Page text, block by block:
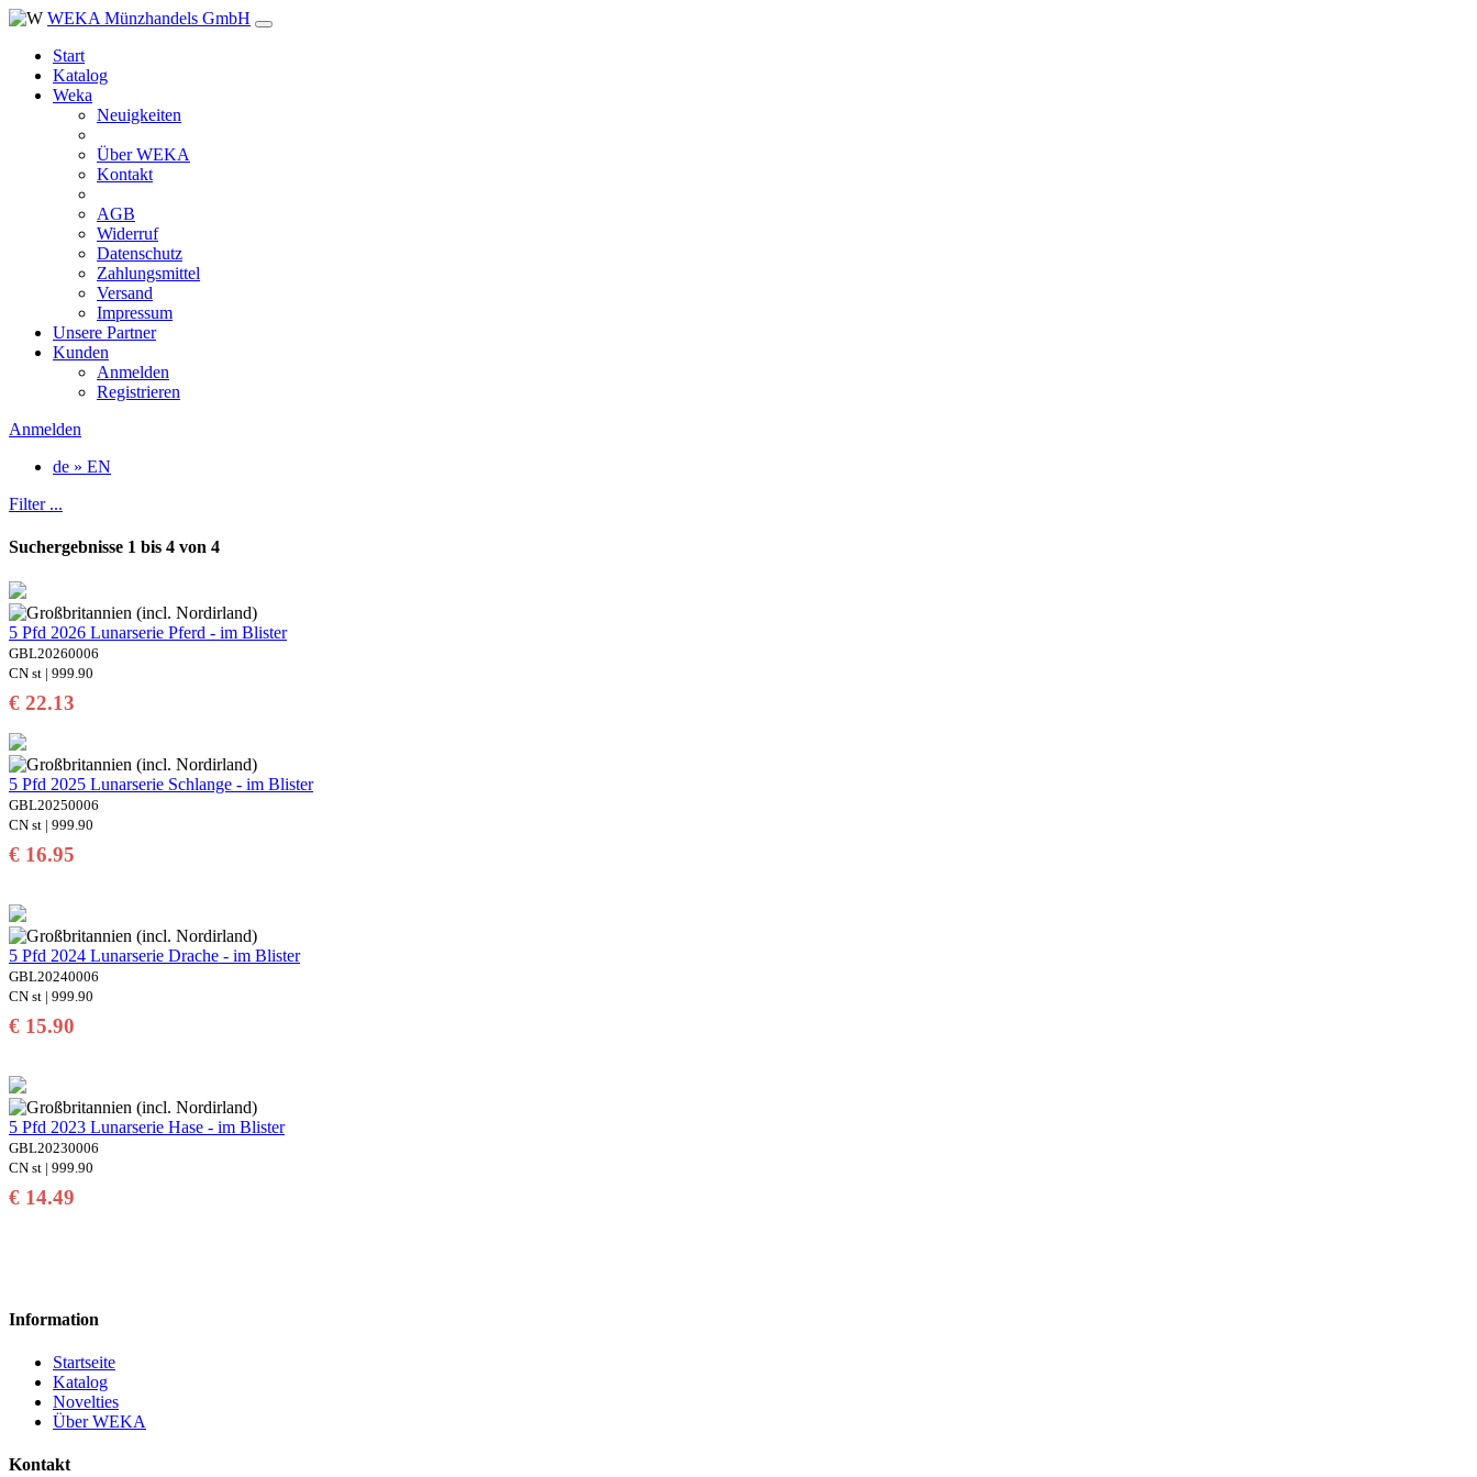
WEKA Münzhandels GmbH
Start
Katalog
Weka
Neuigkeiten
Über WEKA
Kontakt
AGB
Widerruf
Datenschutz
Zahlungsmittel
Versand
Impressum
Unsere Partner
Kunden
Anmelden
Registrieren
Anmelden
de » EN
Filter ...
Suchergebnisse 1 bis 4 von 4
5 Pfd 2026 Lunarserie Pferd - im Blister
GBL20260006
CN st | 999.90
€ 22.13
5 Pfd 2025 Lunarserie Schlange - im Blister
GBL20250006
CN st | 999.90
€ 16.95
5 Pfd 2024 Lunarserie Drache - im Blister
GBL20240006
CN st | 999.90
€ 15.90
5 Pfd 2023 Lunarserie Hase - im Blister
GBL20230006
CN st | 999.90
€ 14.49
Information
Startseite
Katalog
Novelties
Über WEKA
Kontakt